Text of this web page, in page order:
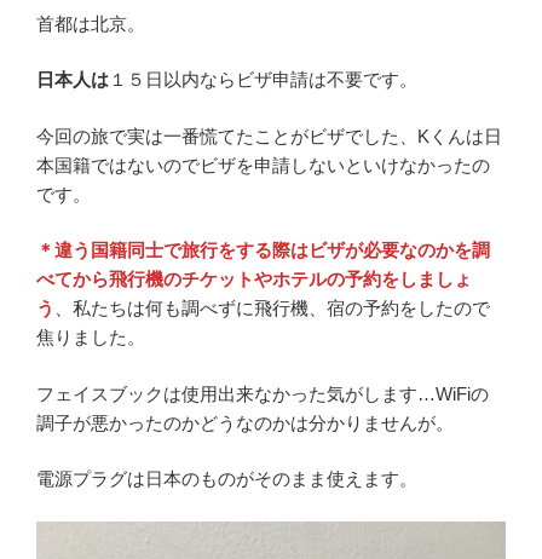
首都は北京。
日本人は １５日以内ならビザ申請は不要です。
今回の旅で実は一番慌てたことがビザでした、Kくんは日
本国籍ではないのでビザを申請しないといけなかったの
です。
＊違う国籍同士で旅行をする際はビザが必要なのかを調
べてから飛行機のチケットやホテルの予約をしましょ
う
、私たちは何も調べずに飛行機、宿の予約をしたので
焦りました。
フェイスブックは使用出来なかった気がします…WiFiの
調子が悪かったのかどうなのかは分かりませんが。
電源プラグは日本のものがそのまま使えます。